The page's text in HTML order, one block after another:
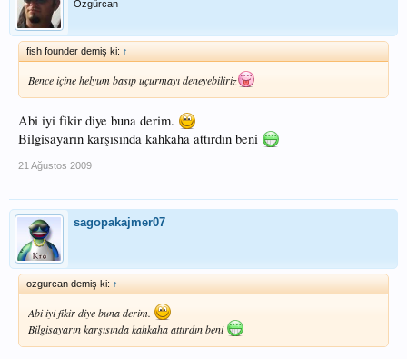
Özgürcan
fish founder demiş ki: ↑
Bence içine helyum basıp uçurmayı deneyebiliriz
Abi iyi fikir diye buna derim.
Bilgisayarın karşısında kahkaha attırdın beni
21 Ağustos 2009
sagopakajmer07
ozgurcan demiş ki: ↑
Abi iyi fikir diye buna derim.
Bilgisayarın karşısında kahkaha attırdın beni